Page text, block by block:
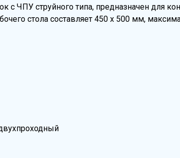
с ЧПУ струйного типа, предназначен для
стола составляет 450 х 500 мм,